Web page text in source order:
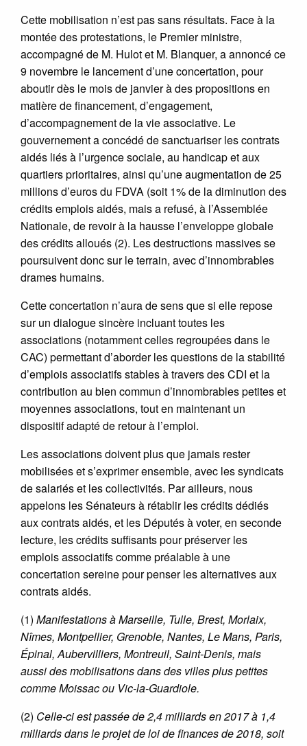
Cette mobilisation n’est pas sans résultats. Face à la
montée des protestations, le Premier ministre,
accompagné de M. Hulot et M. Blanquer, a annoncé ce
9 novembre le lancement d’une concertation, pour
aboutir dès le mois de janvier à des propositions en
matière de financement, d’engagement,
d’accompagnement de la vie associative. Le
gouvernement a concédé de sanctuariser les contrats
aidés liés à l’urgence sociale, au handicap et aux
quartiers prioritaires, ainsi qu’une augmentation de 25
millions d’euros du FDVA (soit 1% de la diminution des
crédits emplois aidés, mais a refusé, à l’Assemblée
Nationale, de revoir à la hausse l’enveloppe globale
des crédits alloués (2). Les destructions massives se
poursuivent donc sur le terrain, avec d’innombrables
drames humains.
Cette concertation n’aura de sens que si elle repose
sur un dialogue sincère incluant toutes les
associations (notamment celles regroupées dans le
CAC) permettant d’aborder les questions de la stabilité
d’emplois associatifs stables à travers des CDI et la
contribution au bien commun d’innombrables petites et
moyennes associations, tout en maintenant un
dispositif adapté de retour à l’emploi.
Les associations doivent plus que jamais rester
mobilisées et s’exprimer ensemble, avec les syndicats
de salariés et les collectivités. Par ailleurs, nous
appelons les Sénateurs à rétablir les crédits dédiés
aux contrats aidés, et les Députés à voter, en seconde
lecture, les crédits suffisants pour préserver les
emplois associatifs comme préalable à une
concertation sereine pour penser les alternatives aux
contrats aidés.
(1) Manifestations à Marseille, Tulle, Brest, Morlaix,
Nîmes, Montpellier, Grenoble, Nantes, Le Mans, Paris,
Épinal, Aubervilliers, Montreuil, Saint-Denis, mais
aussi des mobilisations dans des villes plus petites
comme Moissac ou Vic-la-Guardiole.
(2) Celle-ci est passée de 2,4 milliards en 2017 à 1,4
milliards dans le projet de loi de finances de 2018, soit